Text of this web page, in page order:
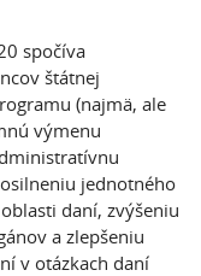
spočíva
štátnej
(najmä, ale
výmenu
jednotného
daní, zvýšeniu
a zlepšeniu
v otázkach daní